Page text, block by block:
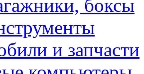
боксы
и запчасти